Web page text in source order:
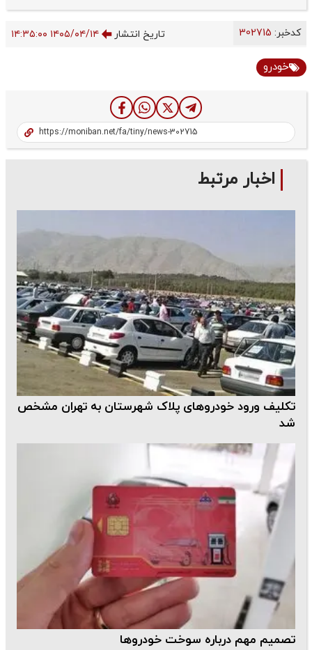
کدخبر: تاریخ انتشار ۱۴۰۵/۰۴/۱۴ ۱۴:۳۵:۰۰
خودرو
اخبار مرتبط
تکلیف ورود خودروهای پلاک شهرستان به تهران مشخص
شد
تصمیم مهم درباره سوخت خودرو‌ها